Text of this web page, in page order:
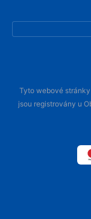
Tyto webové
jsou registrovány u